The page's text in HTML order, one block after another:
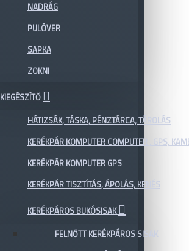
NADRÁG
PULÓVER
SAPKA
ZOKNI
KIEGÉSZÍTŐ
HÁTIZSÁK, TÁSKA, PÉNZTÁRCA, TÁROLÁS
KERÉKPÁR KOMPUTER COMPUTER , GPS,
KERÉKPÁR KOMPUTER GPS
KERÉKPÁR TISZTÍTÁS, ÁPOLÁS, KENÉS
KERÉKPÁROS BUKÓSISAK
FELNŐTT KERÉKPÁROS SISAK